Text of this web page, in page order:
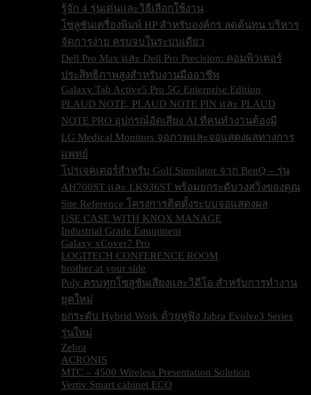
รู้จัก 4 รุ่นเด่นและวิธีเลือกใช้งาน
โซลูชันเครื่องพิมพ์ HP สำหรับองค์กร ลดต้นทุน บริหาร
จัดการง่าย ครบจบในระบบเดียว
Dell Pro Max และ Dell Pro Precision: คอมพิวเตอร์
ประสิทธิภาพสูงสำหรับงานมืออาชีพ
Galaxy Tab Active5 Pro 5G Enterprise Edition
PLAUD NOTE, PLAUD NOTE PIN และ PLAUD
NOTE PRO อุปกรณ์อัดเสียง AI ที่คนทำงานต้องมี
LG Medical Monitors จอภาพและจอแสดงผลทางการ
แพทย์
โปรเจคเตอร์สำหรับ Golf Simulator จาก BenQ – รุ่น
AH700ST และ LK936ST พร้อมยกระดับวงสวิงของคุณ
Site Reference โครงการติดตั้งระบบจอแสดงผล
USE CASE WITH KNOX MANAGE
Industrial Grade Equipment
Galaxy xCover7 Pro
LOGITECH CONFERENCE ROOM
brother at your side
Poly ครบทุกโซลูชันเสียงและวิดีโอ สำหรับการทำงาน
ยุคใหม่
ยกระดับ Hybrid Work ด้วยหูฟัง Jabra Evolve3 Series
รุ่นใหม่
Zebra
ACRONIS
MTC – 4500 Wireless Presentation Solution
Vertiv Smart cabinet ECO